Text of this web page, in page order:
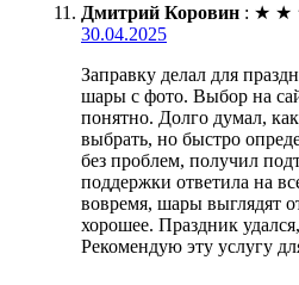
Дмитрий Коровин : ★ ★
30.04.2025
Заправку делал для
шары с фото. Выбор на
понятно. Долго думал,
выбрать, но быстро
без проблем, получил
поддержки ответила на
вовремя, шары выглядят
хорошее. Праздник
Рекомендую эту услугу